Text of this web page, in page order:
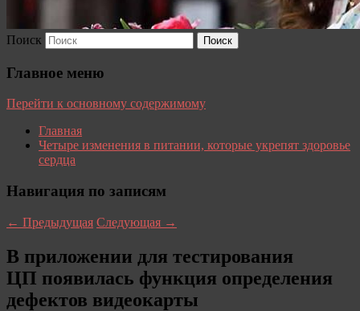
Поиск
Главное меню
Перейти к основному содержимому
Главная
Четыре изменения в питании, которые укрепят здоровье
сердца
Навигация по записям
← Предыдущая Следующая →
В приложении для тестирования
ЦП появилась функция определения
дефектов видеокарты